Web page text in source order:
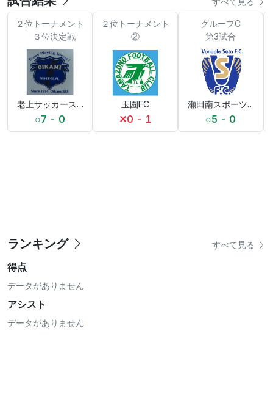
２位トーナメント
３位決定戦
老上サッカースポーツ少年団
○7 - 0
２位トーナメント
②
玉園FC
✕0 - 1
グループC
第3試合
瀬田南スポーツ少年団
○5 - 0
ランキング すべて見る
得点
データがありません
アシスト
データがありません